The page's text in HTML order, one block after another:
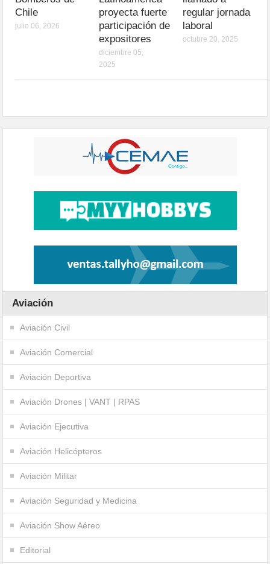
Chile
julio 06, 2026
proyecta fuerte
participación de
expositores
diciembre 05,
2025
regular jornada
laboral
octubre 20, 2025
Aviación
Aviación Civil
Aviación Comercial
Aviación Deportiva
Aviación Drones | VANT | RPAS
Aviación Ejecutiva
Aviación Helicópteros
Aviación Militar
Aviación Seguridad y Medicina
Aviación Show Aéreo
Editorial